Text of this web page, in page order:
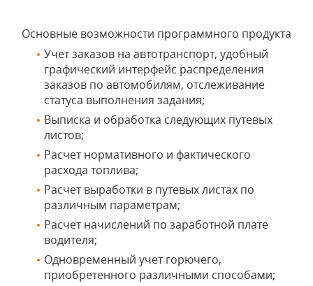
Основные возможности программного продукта
Учет заказов на автотранспорт, удобный
графический интерфейс распределения
заказов по автомобилям, отслеживание
статуса выполнения задания;
Выписка и обработка следующих путевых
листов;
Расчет нормативного и фактического
расхода топлива;
Расчет выработки в путевых листах по
различным параметрам;
Расчет начислений по заработной плате
водителя;
Одновременный учет горючего,
приобретенного различными способами;